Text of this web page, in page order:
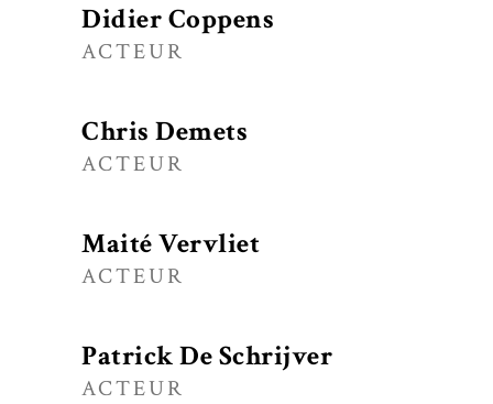
Didier Coppens
ACTEUR
Chris Demets
ACTEUR
Maité Vervliet
ACTEUR
Patrick De Schrijver
ACTEUR